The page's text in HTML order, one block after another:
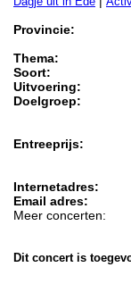
Provincie:
Thema:
Soort:
Uitvoering:
Doelgroep:
Entreeprijs:
Internetadres:
Email adres:
Meer concerten:
Dit concert is